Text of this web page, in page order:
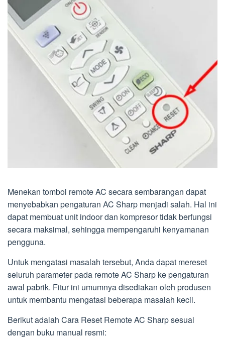
Menekan tombol remote AC secara sembarangan dapat
menyebabkan pengaturan AC Sharp menjadi salah. Hal ini
dapat membuat unit indoor dan kompresor tidak berfungsi
secara maksimal, sehingga mempengaruhi kenyamanan
pengguna.
Untuk mengatasi masalah tersebut, Anda dapat mereset
seluruh parameter pada remote AC Sharp ke pengaturan
awal pabrik. Fitur ini umumnya disediakan oleh produsen
untuk membantu mengatasi beberapa masalah kecil.
Berikut adalah Cara Reset Remote AC Sharp sesuai
dengan buku manual resmi: